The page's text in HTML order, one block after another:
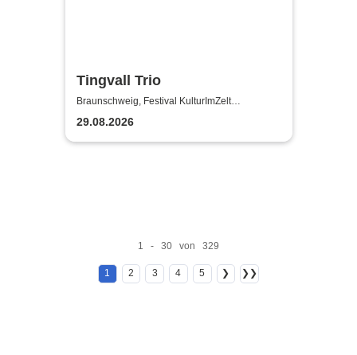
Tingvall Trio
Braunschweig, Festival KulturImZelt
Braunschweig
29.08.2026
1 - 30 von 329
1 2 3 4 5 ❯ ❯❯